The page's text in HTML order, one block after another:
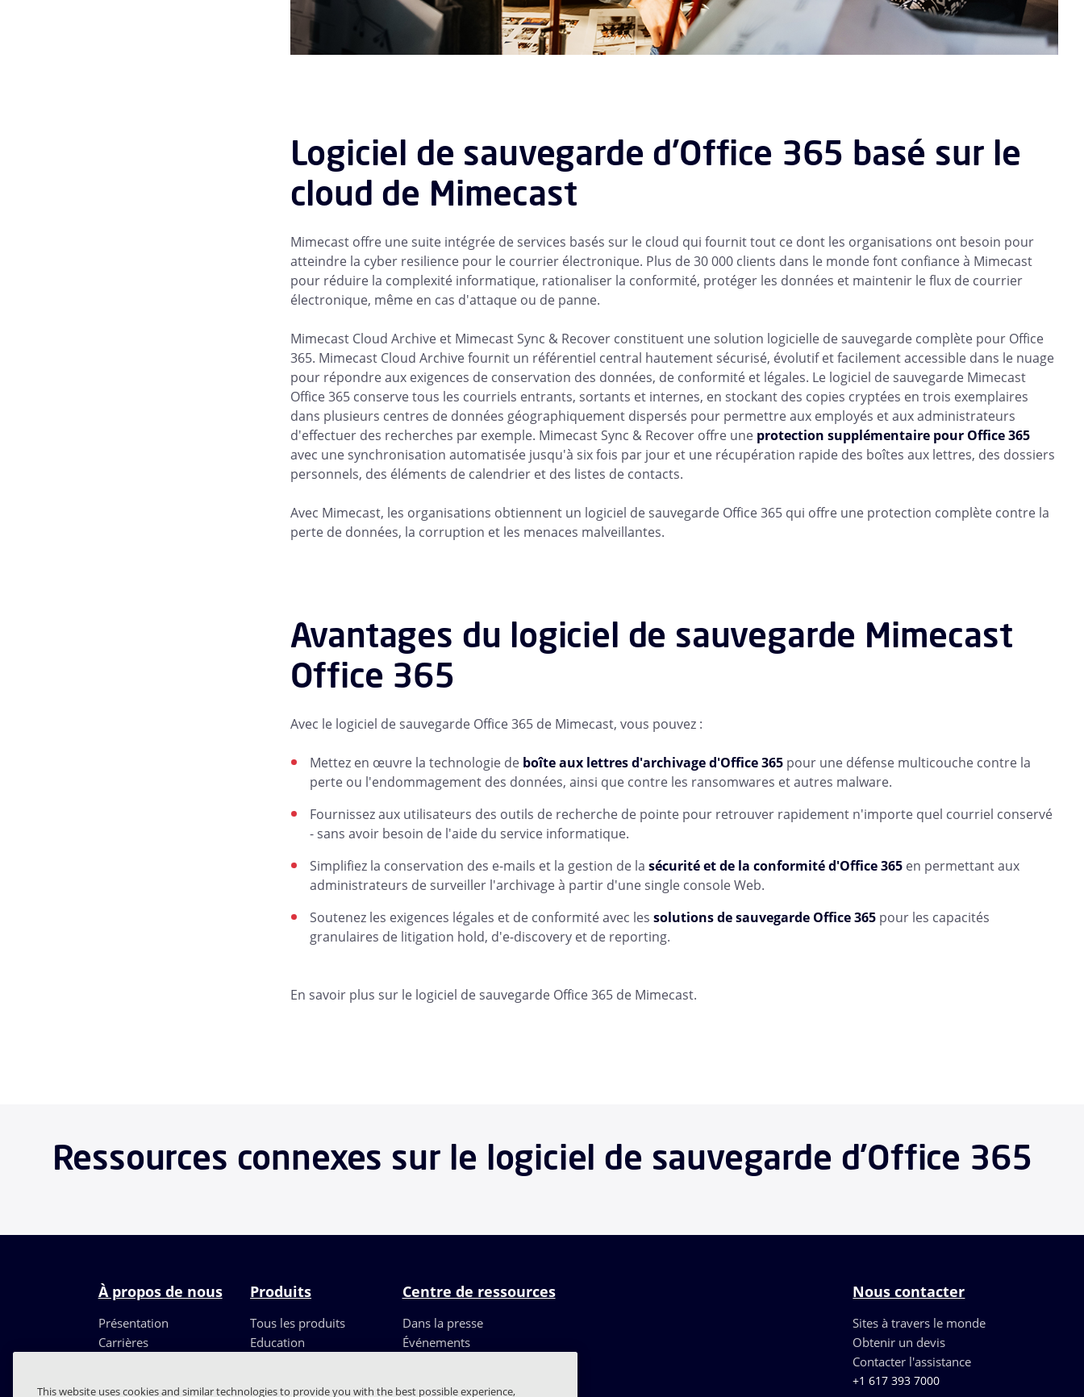
Logiciel de sauvegarde d'Office 365 basé sur le
cloud de Mimecast
Mimecast offre une suite intégrée de services basés sur le cloud qui fournit tout ce dont les organisations ont besoin pour
atteindre la cyber resilience pour le courrier électronique. Plus de 30 000 clients dans le monde font confiance à Mimecast
pour réduire la complexité informatique, rationaliser la conformité, protéger les données et maintenir le flux de courrier
électronique, même en cas d'attaque ou de panne.
Mimecast Cloud Archive et Mimecast Sync & Recover constituent une solution logicielle de sauvegarde complète pour Office
365. Mimecast Cloud Archive fournit un référentiel central hautement sécurisé, évolutif et facilement accessible dans le nuage
pour répondre aux exigences de conservation des données, de conformité et légales. Le logiciel de sauvegarde Mimecast
Office 365 conserve tous les courriels entrants, sortants et internes, en stockant des copies cryptées en trois exemplaires
dans plusieurs centres de données géographiquement dispersés pour permettre aux employés et aux administrateurs
d'effectuer des recherches par exemple. Mimecast Sync & Recover offre une protection supplémentaire pour Office 365
avec une synchronisation automatisée jusqu'à six fois par jour et une récupération rapide des boîtes aux lettres, des dossiers
personnels, des éléments de calendrier et des listes de contacts.
Avec Mimecast, les organisations obtiennent un logiciel de sauvegarde Office 365 qui offre une protection complète contre la
perte de données, la corruption et les menaces malveillantes.
Avantages du logiciel de sauvegarde Mimecast
Office 365
Avec le logiciel de sauvegarde Office 365 de Mimecast, vous pouvez :
Mettez en œuvre la technologie de boîte aux lettres d'archivage d'Office 365pour une défense multicouche contre la
perte ou l'endommagement des données, ainsi que contre les ransomwares et autres malware.
Fournissez aux utilisateurs des outils de recherche de pointe pour retrouver rapidement n'importe quel courriel conservé
- sans avoir besoin de l'aide du service informatique.
Simplifiez la conservation des e-mails et la gestion de la sécurité et de la conformité d'Office 365en permettant aux
administrateurs de surveiller l'archivage à partir d'une single console Web.
Soutenez les exigences légales et de conformité avec les solutions de sauvegarde Office 365pour les capacités
granulaires de litigation hold, d'e-discovery et de reporting.
En savoir plus sur le logiciel de sauvegarde Office 365 de Mimecast.
Ressources connexes sur le logiciel de sauvegarde d'Office 365
À propos de nous
Présentation
Carrières
Produits
Tous les produits
Education
Centre de ressources
Dans la presse
Événements
Nous contacter
Sites à travers le monde
Obtenir un devis
Contacter l'assistance
+1 617 393 7000
This website uses cookies and similar technologies to provide you with the best possible experience,